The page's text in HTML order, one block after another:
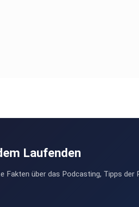
Laufenden
über das Podcasting, Tipps der